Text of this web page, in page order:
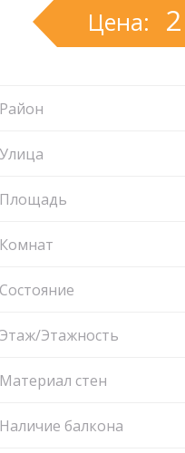
Цена:
Район
Улица
Площадь
Комнат
Состояние
Этаж/Этажность
Материал стен
Наличие балкона